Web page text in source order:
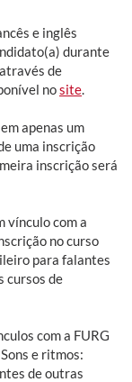
e inglês
durante
de
nosite
apenas um
uma inscrição
inscrição será
vínculo com a
no curso
para falantes
cursos de
com a FURG
e ritmos:
de outras